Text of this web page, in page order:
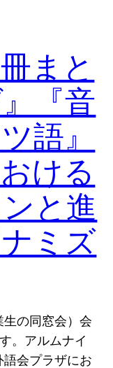
まと
『音
語』
ける
と進
ミズ
の同窓会）会
。アルムナイ
会プラザにお